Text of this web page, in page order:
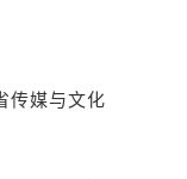
传媒与文化